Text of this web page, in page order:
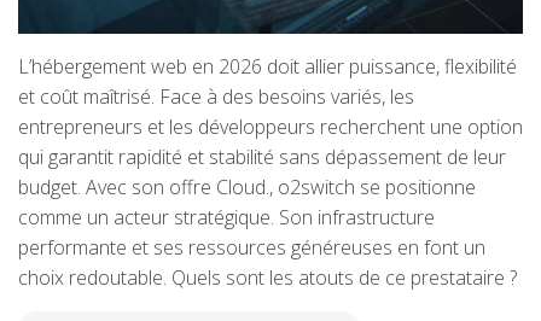
L’hébergement web en 2026 doit allier puissance, flexibilité
et coût maîtrisé. Face à des besoins variés, les
entrepreneurs et les développeurs recherchent une option
qui garantit rapidité et stabilité sans dépassement de leur
budget. Avec son offre Cloud., o2switch se positionne
comme un acteur stratégique. Son infrastructure
performante et ses ressources généreuses en font un
choix redoutable. Quels sont les atouts de ce prestataire ?